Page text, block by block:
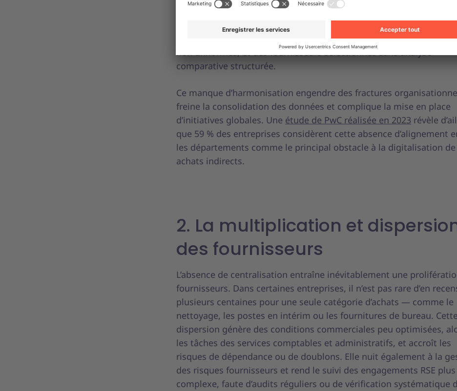
Dans les entreprises multisites ou internationales, chaque
applique ses propres méthodes de gestion des achats. Cette
traduit par des formulaires de demande variés, des flux de
non uniformes, et des fournisseurs sélectionnés sans analyse
comparative structurée.
Ce manque d’harmonisation engendre des fractures
freine la consolidation des données et complique la mise en place
d’initiatives globales. Une étude de PwC réalisée en 2023 révèle
que 59 % des entreprises considèrent cette absence d’alignement
les départements comme le principal obstacle à la digitalisation
achats indirects.
2. La multiplication et
des fournisseurs
L’absence de centralisation entraîne inévitablement une
fournisseurs. Dans certaines entreprises, il n’est pas rare d’en
plusieurs centaines pour une seule catégorie d’achats — comme le
nettoyage, les postes en intérim ou les fournitures de bureau. Cette
dispersion génère des conditions commerciales peu optimisées,
les tâches des services comptables et administratifs, et accroît les
risques de dépendance ou de doublons. Elle nuit également à la
des risques fournisseurs et rend le suivi des engagements RSE plus
complexe, faute d’audits réguliers ou de vérification systématique